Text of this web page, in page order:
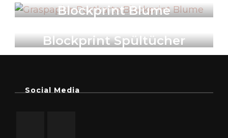
Blockprint Blume
Blockprint Spültücher
Social Media